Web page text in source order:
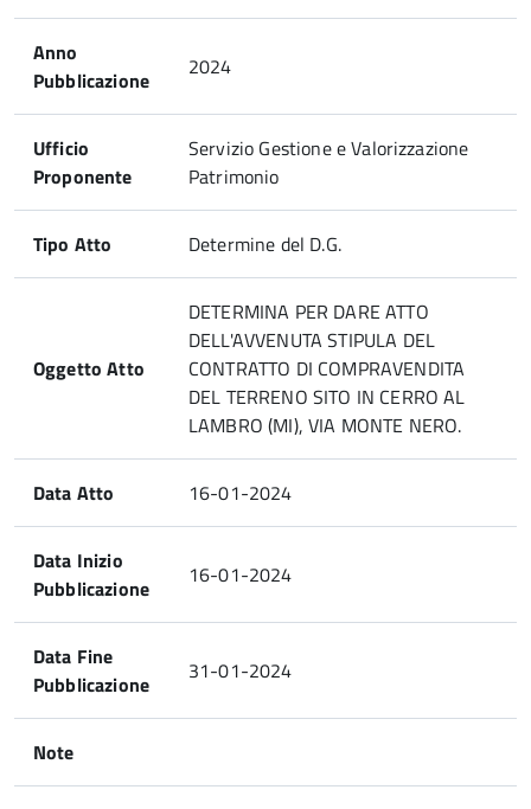
Anno
Pubblicazione
2024
Ufficio
Proponente
Servizio Gestione e Valorizzazione
Patrimonio
Tipo Atto Determine del D.G.
Oggetto Atto
DETERMINA PER DARE ATTO
DELL'AVVENUTA STIPULA DEL
CONTRATTO DI COMPRAVENDITA
DEL TERRENO SITO IN CERRO AL
LAMBRO (MI), VIA MONTE NERO.
Data Atto 16-01-2024
Data Inizio
Pubblicazione
16-01-2024
Data Fine
Pubblicazione
31-01-2024
Note